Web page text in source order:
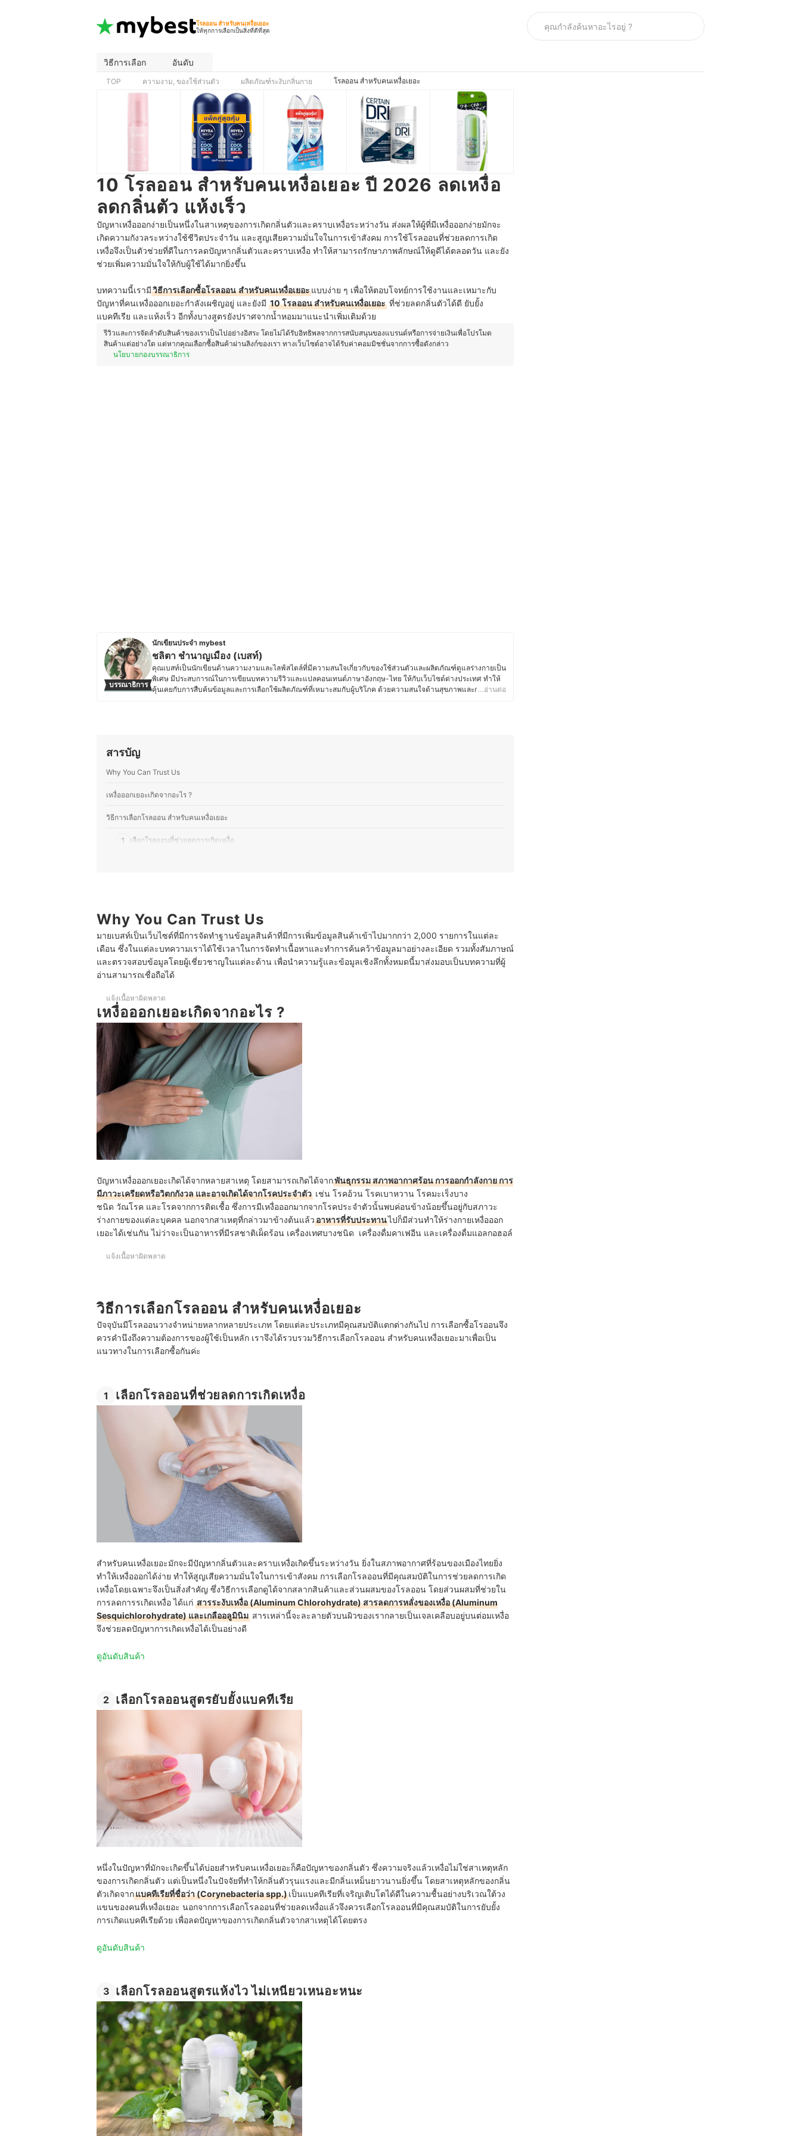
โรลออน สําหรับคนเหงื่อเยอะ
ให้ทุกการเลือกเป็นสิ่งที่ดีที่สุด
วิธีการเลือก อันดับ
TOP ความงาม, ของใช้ส่วนตัว ผลิตภัณฑ์ระงับกลิ่นกาย โรลออน สําหรับคนเหงื่อเยอะ
10 โรลออน สําหรับคนเหงื่อเยอะ ปี 2026 ลดเหงื่อ
ลดกลิ่นตัว แห้งเร็ว
ปัญหาเหงื่อออกง่ายเป็นหนึ่งในสาเหตุของการเกิดกลิ่นตัวและคราบเหงื่อระหว่างวัน ส่งผลให้ผู้ที่มีเหงื่อออกง่ายมักจะ
เกิดความกังวลระหว่างใช้ชีวิตประจำวัน และสูญเสียความมั่นใจในการเข้าสังคม การใช้โรลออนที่ช่วยลดการเกิด
เหงื่อจึงเป็นตัวช่วยที่ดีในการลดปัญหากลิ่นตัวและคราบเหงื่อ ทำให้สามารถรักษาภาพลักษณ์ให้ดูดีได้ตลอดวัน และยัง
ช่วยเพิ่มความมั่นใจให้กับผู้ใช้ได้มากยิ่งขึ้น
บทความนี้เรามีวิธีการเลือกซื้อโรลออน สำหรับคนเหงื่อเยอะแบบง่าย ๆ เพื่อให้ตอบโจทย์การใช้งานและเหมาะกับ
ปัญหาที่คนเหงื่อออกเยอะกำลังเผชิญอยู่ และยังมี 10 โรลออน สําหรับคนเหงื่อเยอะ ที่ช่วยลดกลิ่นตัวได้ดี ยับยั้ง
แบคทีเรีย และแห้งเร็ว อีกทั้งบางสูตรยังปราศจากน้ำหอมมาแนะนำเพิ่มเติมด้วย
รีวิวและการจัดลำดับสินค้าของเราเป็นไปอย่างอิสระ โดยไม่ได้รับอิทธิพลจากการสนับสนุนของแบรนด์หรือการจ่ายเงินเพื่อโปรโมต
สินค้าแต่อย่างใด แต่หากคุณเลือกซื้อสินค้าผ่านลิงก์ของเรา ทางเว็บไซต์อาจได้รับค่าคอมมิชชั่นจากการซื้อดังกล่าว
นโยบายกองบรรณาธิการ
บรรณาธิการ
นักเขียนประจำ mybest
ชลิตา ชำนาญเมือง (เบสท์)
คุณเบสท์เป็นนักเขียนด้านความงามและไลฟ์สไตล์ที่มีความสนใจเกี่ยวกับของใช้ส่วนตัวและผลิตภัณฑ์ดูแลร่างกายเป็น
พิเศษ มีประสบการณ์ในการเขียนบทความรีวิวและแปลคอนเทนต์ภาษาอังกฤษ-ไทย ให้กับเว็บไซต์ต่างประเทศ ทำให้
คุ้นเคยกับการสืบค้นข้อมูลและการเลือกใช้ผลิตภัณฑ์ที่เหมาะสมกับผู้บริโภค ด้วยความสนใจด้านสุขภาพและการดูแล
ประวัติของ ชลิตา ชำนาญเมือง (เบสท์)
…อ่านต่อ
สารบัญ
Why You Can Trust Us
เหงื่อออกเยอะเกิดจากอะไร ?
วิธีการเลือกโรลออน สําหรับคนเหงื่อเยอะ
1 เลือกโรลออนที่ช่วยลดการเกิดเหงื่อ
10 โรลออน สําหรับคนเหงื่อเยอะ ลดเหงื่อ ลดกลิ่นตัว แห้งเร็ว
วิธีการใช้โรลออน สําหรับคนเหงื่อเยอะให้ได้ผลดี
บทความที่เกี่ยวข้องกับโรลออน สําหรับคนเหงื่อเยอะ
Why You Can Trust Us
มายเบสท์เป็นเว็บไซต์ที่มีการจัดทำฐานข้อมูลสินค้าที่มีการเพิ่มข้อมูลสินค้าเข้าไปมากกว่า 2,000 รายการในแต่ละ
เดือน ซึ่งในแต่ละบทความเราได้ใช้เวลาในการจัดทำเนื้อหาและทำการค้นคว้าข้อมูลมาอย่างละเอียด รวมทั้งสัมภาษณ์
และตรวจสอบข้อมูลโดยผู้เชี่ยวชาญในแต่ละด้าน เพื่อนำความรู้และข้อมูลเชิงลึกทั้งหมดนี้มาส่งมอบเป็นบทความที่ผู้
อ่านสามารถเชื่อถือได้
แจ้งเนื้อหาผิดพลาด
เหงื่อออกเยอะเกิดจากอะไร ?
ปัญหาเหงื่อออกเยอะเกิดได้จากหลายสาเหตุ โดยสามารถเกิดได้จากพันธุกรรม สภาพอากาศร้อน การออกกำลังกาย การ
มีภาวะเครียดหรือวิตกกังวล และอาจเกิดได้จากโรคประจำตัว เช่น โรคอ้วน โรคเบาหวาน โรคมะเร็งบาง
ชนิด วัณโรค และโรคจากการติดเชื้อ ซึ่งการมีเหงื่อออกมากจากโรคประจำตัวนั้นพบค่อนข้างน้อยขึ้นอยู่กับสภาวะ
ร่างกายของแต่ละบุคคล นอกจากสาเหตุที่กล่าวมาข้างต้นแล้วอาหารที่รับประทานไปก็มีส่วนทำให้ร่างกายเหงื่อออก
เยอะได้เช่นกัน ไม่ว่าจะเป็นอาหารที่มีรสชาติเผ็ดร้อน เครื่องเทศบางชนิด เครื่องดื่มคาเฟอีน และเครื่องดื่มแอลกอฮอล์
แจ้งเนื้อหาผิดพลาด
วิธีการเลือกโรลออน สําหรับคนเหงื่อเยอะ
ปัจจุบันมีโรลออนวางจำหน่ายหลากหลายประเภท โดยแต่ละประเภทมีคุณสมบัติแตกต่างกันไป การเลือกซื้อโรออนจึง
ควรคำนึงถึงความต้องการของผู้ใช้เป็นหลัก เราจึงได้รวบรวมวิธีการเลือกโรลออน สำหรับคนเหงื่อเยอะมาเพื่อเป็น
แนวทางในการเลือกซื้อกันค่ะ
1 เลือกโรลออนที่ช่วยลดการเกิดเหงื่อ
สำหรับคนเหงื่อเยอะมักจะมีปัญหากลิ่นตัวและคราบเหงื่อเกิดขึ้นระหว่างวัน ยิ่งในสภาพอากาศที่ร้อนของเมืองไทยยิ่ง
ทำให้เหงื่อออกได้ง่าย ทำให้สูญเสียความมั่นใจในการเข้าสังคม การเลือกโรลออนที่มีคุณสมบัติในการช่วยลดการเกิด
เหงื่อโดยเฉพาะจึงเป็นสิ่งสำคัญ ซึ่งวิธีการเลือกดูได้จากสลากสินค้าและส่วนผสมของโรลออน โดยส่วนผสมที่ช่วยใน
การลดการรเกิดเหงื่อได้แก่ สารระงับเหงื่อ (Aluminum Chlorohydrate) สารลดการหลั่งของเหงื่อ (Aluminum
Sesquichlorohydrate) และเกลืออลูมินิม สารเหล่านี้จะละลายตัวบนผิวของเรากลายเป็นเจลเคลือบอยู่บนต่อมเหงื่อ
จึงช่วยลดปัญหาการเกิดเหงื่อได้เป็นอย่างดี
ดูอันดับสินค้า
2 เลือกโรลออนสูตรยับยั้งแบคทีเรีย
หนึ่งในปัญหาที่มักจะเกิดขึ้นได้บ่อยสำหรับคนเหงื่อเยอะก็คือปัญหาของกลิ่นตัว ซึ่งความจริงแล้วเหงื่อไม่ใช่สาเหตุหลัก
ของการเกิดกลิ่นตัว แต่เป็นหนึ่งในปัจจัยที่ทำให้กลิ่นตัวรุนแรงและมีกลิ่นเหม็นยาวนานยิ่งขึ้น โดยสาเหตุหลักของกลิ่น
ตัวเกิดจากแบคทีเรียที่ชื่อว่า (Corynebacteria spp.)เป็นแบคทีเรียที่เจริญเติบโตได้ดีในความชื้นอย่างบริเวณใต้วง
แขนของคนที่เหงื่อเยอะ นอกจากการเลือกโรลออนที่ช่วยลดเหงื่อแล้วจึงควรเลือกโรลออนที่มีคุณสมบัติในการยับยั้ง
การเกิดแบคทีเรียด้วย เพื่อลดปัญหาของการเกิดกลิ่นตัวจากสาเหตุได้โดยตรง
ดูอันดับสินค้า
3 เลือกโรลออนสูตรแห้งไว ไม่เหนียวเหนอะหนะ